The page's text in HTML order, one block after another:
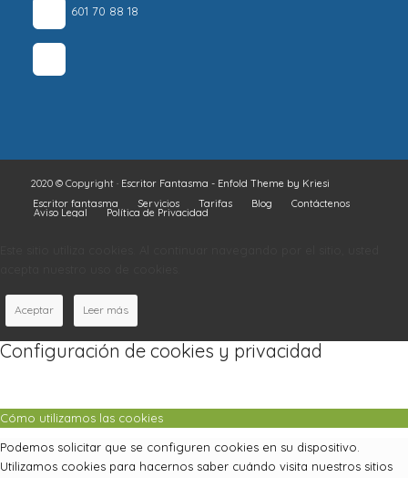
601 70 88 18
2020 © Copyright · Escritor Fantasma - Enfold Theme by Kriesi
Escritor fantasma
Servicios Tarifas Blog Contáctenos
Aviso Legal Política de Privacidad
Aceptar Leer más
Configuración de cookies y privacidad
Cómo utilizamos las cookies
Podemos solicitar que se configuren cookies en su dispositivo.
Utilizamos cookies para hacernos saber cuándo visita nuestros sitios